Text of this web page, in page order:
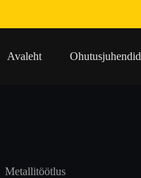
Avaleht Ohutusjuhendid
Metallitöötlus